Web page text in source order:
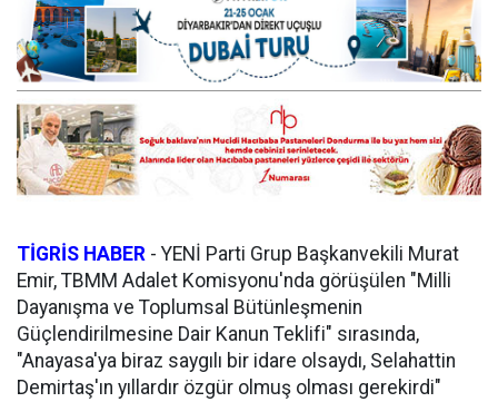
TİGRİS HABER - YENİ Parti Grup Başkanvekili Murat
Emir, TBMM Adalet Komisyonu'nda görüşülen "Milli
Dayanışma ve Toplumsal Bütünleşmenin
Güçlendirilmesine Dair Kanun Teklifi" sırasında,
"Anayasa'ya biraz saygılı bir idare olsaydı, Selahattin
Demirtaş'ın yıllardır özgür olmuş olması gerekirdi"